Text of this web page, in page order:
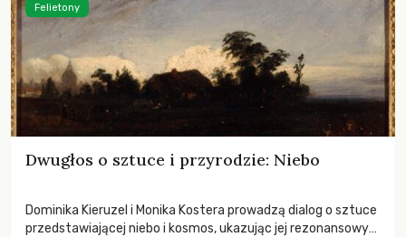
Dwugłos o sztuce i przyrodzie: Niebo
Dominika Kieruzel i Monika Kostera prowadzą dialog o sztuce
przedstawiającej niebo i kosmos, ukazując jej rezonansowy
Felietony